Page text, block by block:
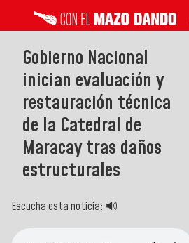
Gobierno Nacional
inician evaluación y
restauración técnica
de la Catedral de
Maracay tras daños
estructurales
Escucha esta noticia: 🔊